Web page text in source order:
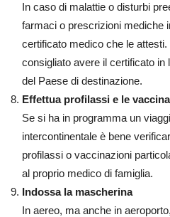
In caso di malattie o disturbi
farmaci o prescrizioni mediche
certificato medico che le attesti.
consigliato avere il certificato in
del Paese di destinazione.
Effettua profilassi e le
Se si ha in programma un
intercontinentale è bene
profilassi o vaccinazioni
al proprio medico di famiglia.
Indossa la mascherina
In aereo, ma anche in